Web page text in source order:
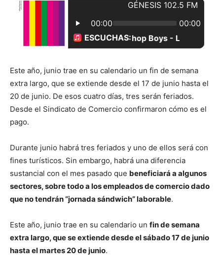
Este año, junio trae en su calendario un fin de semana
extra largo, que se extiende desde el 17 de junio hasta el
20 de junio. De esos cuatro días, tres serán feriados.
Desde el Sindicato de Comercio confirmaron cómo es el
pago.
Durante junio habrá tres feriados y uno de ellos será con
fines turísticos. Sin embargo, habrá una diferencia
sustancial con el mes pasado que beneficiará a algunos
sectores, sobre todo a los empleados de comercio dado
que no tendrán “jornada sándwich” laborable.
Este año, junio trae en su calendario un fin de semana
extra largo, que se extiende desde el sábado 17 de junio
hasta el martes 20 de junio.